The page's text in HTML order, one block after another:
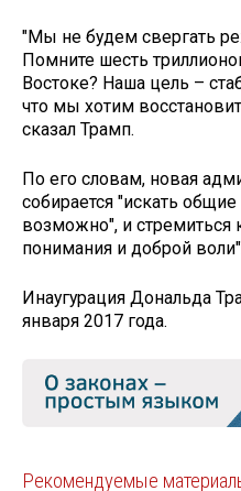
"Мы не будем свергать
Помните шесть
Востоке? Наша цель –
что мы хотим
сказал Трамп.
По его словам, новая
собирается "искать
возможно", и стремиться
понимания и доброй
Инаугурация Дональда
января 2017 года.
Рекомендуемые